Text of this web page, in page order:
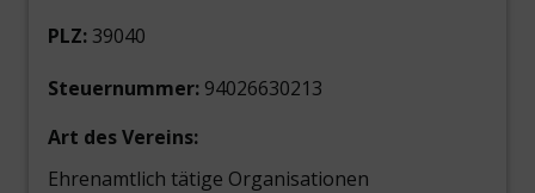
PLZ: 39040
Steuernummer: 94026630213
Art des Vereins:
Ehrenamtlich tätige Organisationen